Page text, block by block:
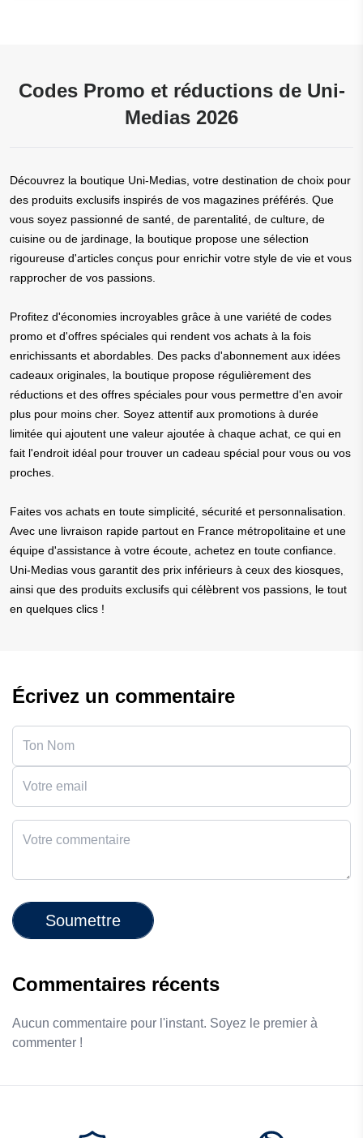
Codes Promo et réductions de Uni-
Medias 2026
Découvrez la boutique Uni-Medias, votre destination de choix pour
des produits exclusifs inspirés de vos magazines préférés. Que
vous soyez passionné de santé, de parentalité, de culture, de
cuisine ou de jardinage, la boutique propose une sélection
rigoureuse d'articles conçus pour enrichir votre style de vie et vous
rapprocher de vos passions.
Profitez d'économies incroyables grâce à une variété de codes
promo et d'offres spéciales qui rendent vos achats à la fois
enrichissants et abordables. Des packs d'abonnement aux idées
cadeaux originales, la boutique propose régulièrement des
réductions et des offres spéciales pour vous permettre d'en avoir
plus pour moins cher. Soyez attentif aux promotions à durée
limitée qui ajoutent une valeur ajoutée à chaque achat, ce qui en
fait l'endroit idéal pour trouver un cadeau spécial pour vous ou vos
proches.
Faites vos achats en toute simplicité, sécurité et personnalisation.
Avec une livraison rapide partout en France métropolitaine et une
équipe d'assistance à votre écoute, achetez en toute confiance.
Uni-Medias vous garantit des prix inférieurs à ceux des kiosques,
ainsi que des produits exclusifs qui célèbrent vos passions, le tout
en quelques clics !
Écrivez un commentaire
Soumettre
Commentaires récents
Aucun commentaire pour l'instant. Soyez le premier à
commenter !